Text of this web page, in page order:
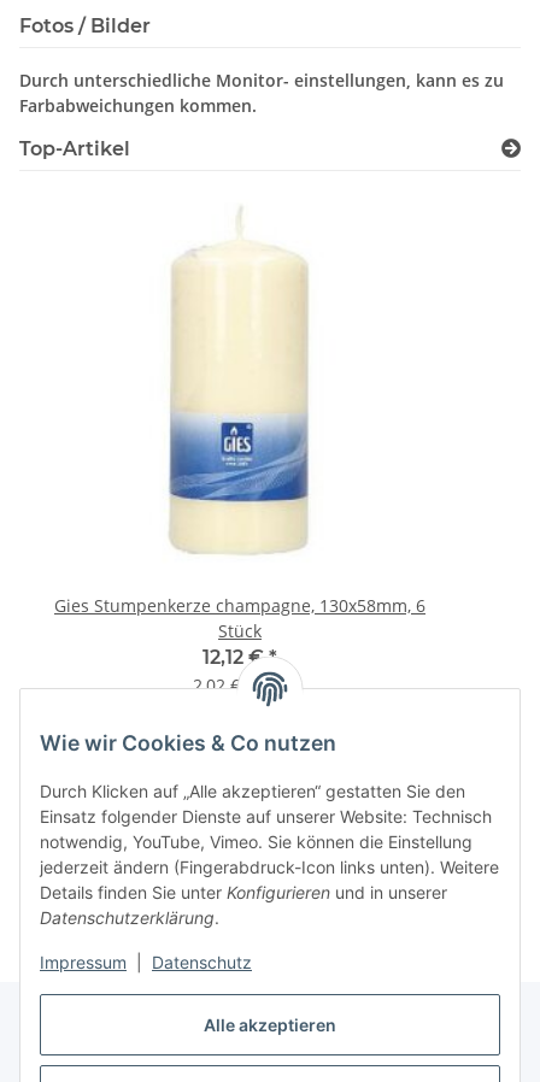
Alle akzeptieren
Wie wir Cookies & Co nutzen
Durch Klicken auf „Alle akzeptieren“ gestatten Sie den
Einsatz folgender Dienste auf unserer Website: Technisch
notwendig, YouTube, Vimeo. Sie können die Einstellung
jederzeit ändern (Fingerabdruck-Icon links unten). Weitere
Details finden Sie unter Konfigurieren und in unserer
Datenschutzerklärung.
Impressum Datenschutz
Fotos / Bilder
Durch unterschiedliche Monitor- einstellungen, kann es zu
Farbabweichungen kommen.
Top-Artikel
Gies Stumpenkerze champagne, 130x58mm, 6
Stück
12,12 €*
2,02 € pro 1